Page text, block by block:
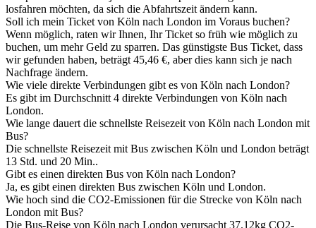
losfahren möchten, da sich die Abfahrtszeit ändern kann.
Soll ich mein Ticket von Köln nach London im Voraus buchen?
Wenn möglich, raten wir Ihnen, Ihr Ticket so früh wie möglich zu
buchen, um mehr Geld zu sparren. Das günstigste Bus Ticket, dass
wir gefunden haben, beträgt 45,46 €, aber dies kann sich je nach
Nachfrage ändern.
Wie viele direkte Verbindungen gibt es von Köln nach London?
Es gibt im Durchschnitt 4 direkte Verbindungen von Köln nach
London.
Wie lange dauert die schnellste Reisezeit von Köln nach London mit
Bus?
Die schnellste Reisezeit mit Bus zwischen Köln und London beträgt
13 Std. und 20 Min..
Gibt es einen direkten Bus von Köln nach London?
Ja, es gibt einen direkten Bus zwischen Köln und London.
Wie hoch sind die CO2-Emissionen für die Strecke von Köln nach
London mit Bus?
Die Bus-Reise von Köln nach London verursacht 37.12kg CO2-